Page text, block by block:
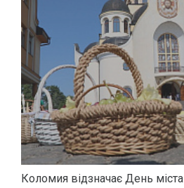
Коломия відзначає День міста